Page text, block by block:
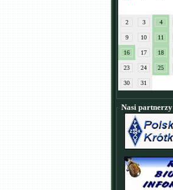
2 3 4
9 10 11
16 17 18
23 24 25
30 31
Nasi partnerzy